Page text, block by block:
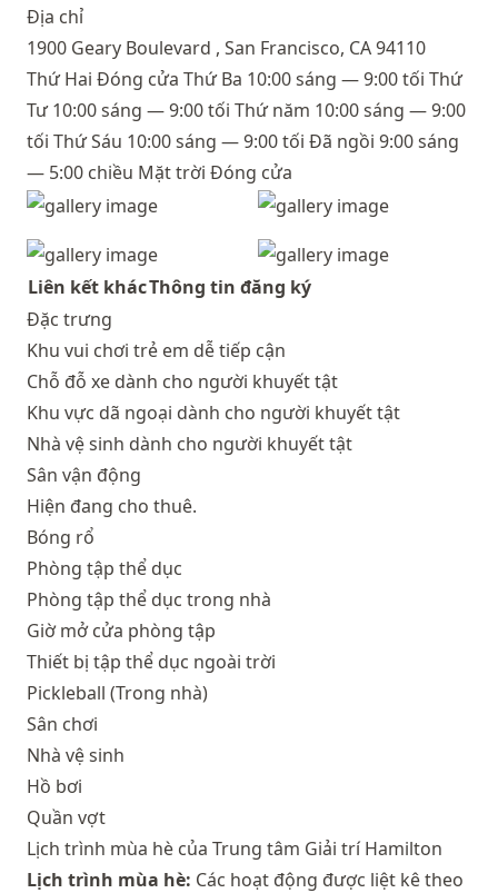
Địa chỉ
1900 Geary Boulevard , San Francisco, CA 94110
Thứ Hai Đóng cửa Thứ Ba 10:00 sáng — 9:00 tối Thứ
Tư 10:00 sáng — 9:00 tối Thứ năm 10:00 sáng — 9:00
tối Thứ Sáu 10:00 sáng — 9:00 tối Đã ngồi 9:00 sáng
— 5:00 chiều Mặt trời Đóng cửa
Liên kết khácThông tin đăng ký
Đặc trưng
Khu vui chơi trẻ em dễ tiếp cận
Chỗ đỗ xe dành cho người khuyết tật
Khu vực dã ngoại dành cho người khuyết tật
Nhà vệ sinh dành cho người khuyết tật
Sân vận động
Hiện đang cho thuê.
Bóng rổ
Phòng tập thể dục
Phòng tập thể dục trong nhà
Giờ mở cửa phòng tập
Thiết bị tập thể dục ngoài trời
Pickleball (Trong nhà)
Sân chơi
Nhà vệ sinh
Hồ bơi
Quần vợt
Lịch trình mùa hè của Trung tâm Giải trí Hamilton
Lịch trình mùa hè: Các hoạt động được liệt kê theo